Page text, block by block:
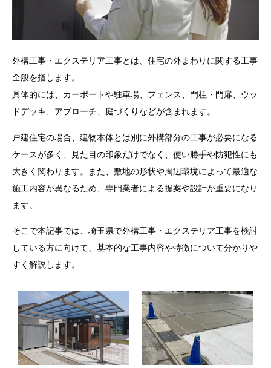
外構工事・エクステリア工事とは、住宅の外まわりに関する工事
全般を指します。
具体的には、カーポートや駐車場、フェンス、門柱・門扉、ウッ
ドデッキ、アプローチ、庭づくりなどが含まれます。
戸建住宅の場合、建物本体とは別に外構部分の工事が必要になる
ケースが多く、見た目の印象だけでなく、使い勝手や防犯性にも
大きく関わります。また、敷地の形状や周辺環境によって最適な
施工内容が異なるため、専門業者による提案や設計が重要になり
ます。
そこで本記事では、埼玉県で外構工事・エクステリア工事を検討
している方に向けて、基本的な工事内容や特徴について分かりや
すく解説します。